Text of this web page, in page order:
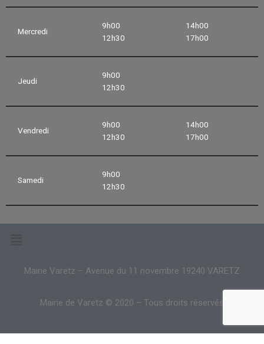
Mercredi
9h00
12h30
14h00
17h00
Jeudi
9h00
12h30
Vendredi
9h00
12h30
14h00
17h00
Samedi
9h00
12h30
Mairie Varetz – Avenue du 11 novembre 19240 VARETZ
Mairie de Varetz © 2020 – Tous droits réservés